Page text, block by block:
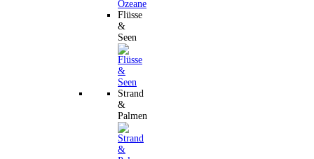
Flüsse
&
Seen
Strand
&
Palmen